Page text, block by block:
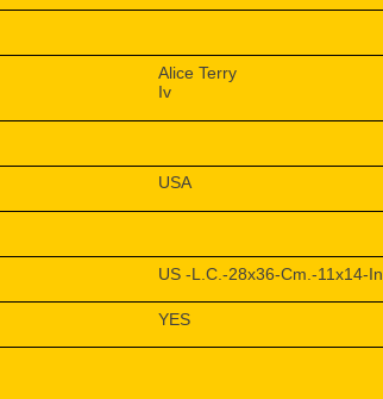
Alice Terry
Iv
USA
US -L.C.-28x36-Cm.-11x14-In.
YES